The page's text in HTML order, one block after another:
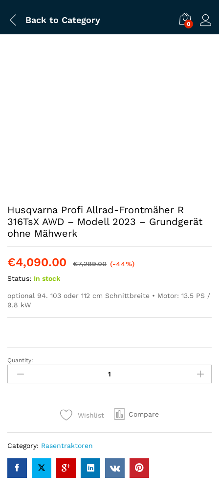
Back to Category 0
Husqvarna Profi Allrad-Frontmäher R
316TsX AWD – Modell 2023 – Grundgerät
ohne Mähwerk
€4,090.00 €7,289.00 (-44%)
Status: In stock
optional 94. 103 oder 112 cm Schnittbreite • Motor: 13.5 PS /
9.8 kW
Husqvarna
Profi
Allrad-
Modell
2023
Quantity:
Wishlist Compare
Category: Rasentraktoren